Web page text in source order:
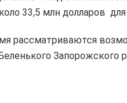
33,5 млн долларов для
рассматриваются
Запорожского